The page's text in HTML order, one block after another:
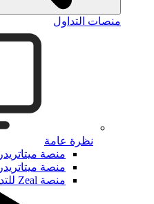
منصات التداول
نظرة عامة
منصة ميتاتريدر ZFX 4 للكمبيوتر
منصة ميتاتريدر ZFX 4 لنظام تشغيل Mac
منصة Zeal للتداول عبر الانترنت